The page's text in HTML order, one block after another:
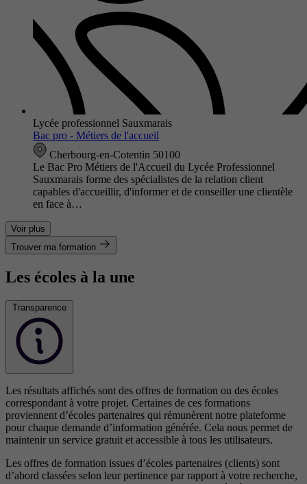
Lycée professionnel Sauxmarais
Bac pro - Métiers de l'accueil
Cherbourg-en-Cotentin 50100
Le Bac Pro Métiers de l'Accueil du Lycée Professionnel
Sauxmarais forme des spécialistes de la relation client
capables d'accueillir, d'informer et de conseiller une clientèle
en face à…
Voir plus
Trouver ma formation
Les écoles à la une
Transparence
Les résultats affichés sont des offres de formation ou des écoles
correspondant à votre projet. Certaines de ces formations
proviennent d’écoles partenaires qui rémunèrent notre plateforme
pour chaque demande d’information générée. Cela nous permet de
maintenir un service gratuit et accessible à tous les utilisateurs.
Les offres de formation issues d’écoles partenaires (clients) sont
d’abord classées selon leur pertinence par rapport à votre recherche,